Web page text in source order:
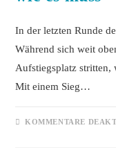
In der letzten Runde
Während sich weit
Aufstiegsplatz
Mit einem Sieg…
KOMMENTARE